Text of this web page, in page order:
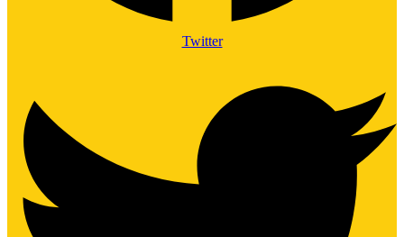
Twitter